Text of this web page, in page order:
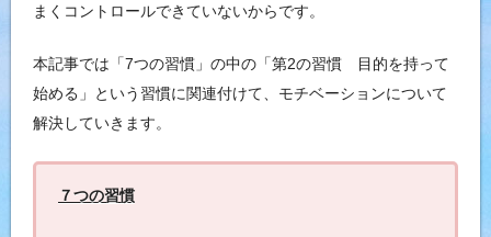
まくコントロールできていないからです。
本記事では「7つの習慣」の中の「第2の習慣 目的を持って
始める」という習慣に関連付けて、モチベーションについて
解決していきます。
７つの習慣